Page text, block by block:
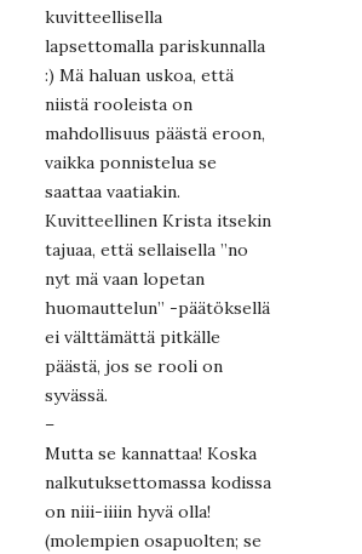
kuvitteellisella
lapsettomalla pariskunnalla
:) Mä haluan uskoa, että
niistä rooleista on
mahdollisuus päästä eroon,
vaikka ponnistelua se
saattaa vaatiakin.
Kuvitteellinen Krista itsekin
tajuaa, että sellaisella ”no
nyt mä vaan lopetan
huomauttelun” -päätöksellä
ei välttämättä pitkälle
päästä, jos se rooli on
syvässä.
–
Mutta se kannattaa! Koska
nalkutuksettomassa kodissa
on niii-iiiin hyvä olla!
(molempien osapuolten; se